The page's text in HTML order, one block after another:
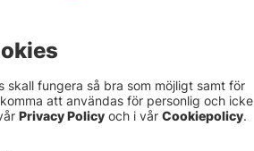
fungera så bra som möjligt samt för
att användas för personlig och icke
Privacy Policy och i vår Cookiepolicy.